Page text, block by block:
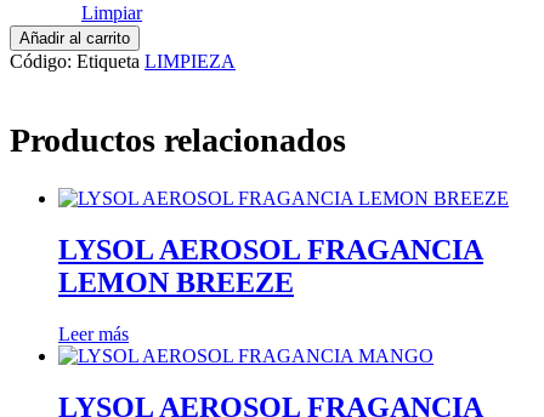
Limpiar
LYSOL
PISOS
LÍQUIDO
Añadir al carrito
Código: Etiqueta LIMPIEZA
Productos relacionados
LYSOL AEROSOL FRAGANCIA
LEMON BREEZE
Leer más
LYSOL AEROSOL FRAGANCIA